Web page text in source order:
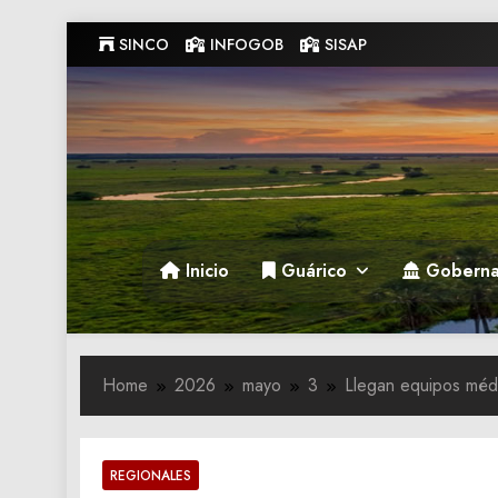
to
content
SINCO INFOGOB SISAP
Gobernacion de Guarico
Gobernacion de Guarico
Inicio Guárico
Home 2026 mayo 3 Llegan equipos
REGIONALES